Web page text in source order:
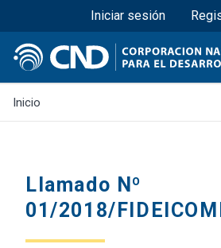
Pasar
al
Menú
Iniciar sesión
Inicio
Llamado Nº
01/2018/